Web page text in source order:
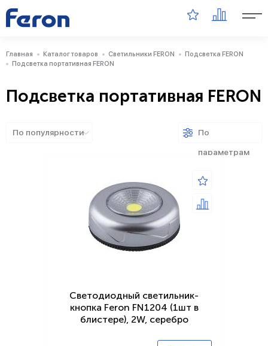
Главная Каталог товаров Светильники FERON
Подсветка FERON
Подсветка портативная FERON
Подсветка портативная FERON
По популярности По
параметрам
Светодиодный светильник-
кнопка Feron FN1204 (1шт в
блистере), 2W, серебро